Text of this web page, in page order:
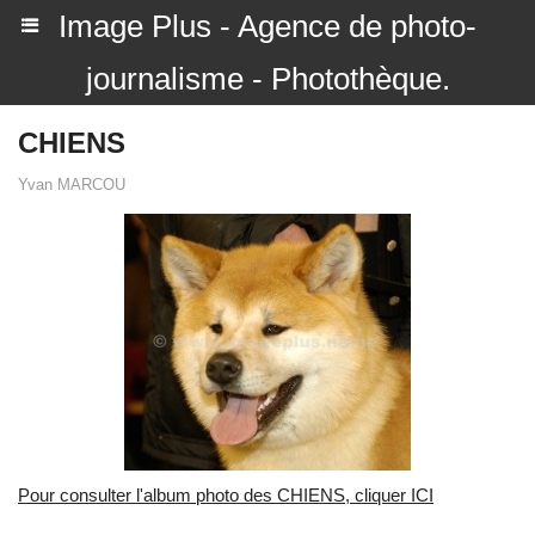
Image Plus - Agence de photo-
journalisme - Photothèque.
CHIENS
Yvan MARCOU
Pour consulter l'album photo des CHIENS, cliquer ICI